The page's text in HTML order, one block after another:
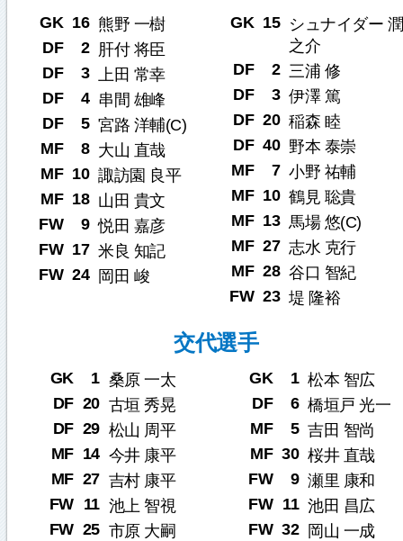
GK 16 熊野 一樹
DF
2 肝付 将臣
DF
3 上田 常幸
DF
4 串間 雄峰
DF
5 宮路 洋輔(C)
MF
8 大山 直哉
MF 10 諏訪園 良平
MF 18 山田 貴文
FW
9 悦田 嘉彦
FW 17 米良 知記
FW 24 岡田 峻
GK 15 シュナイダー 潤
之介
DF
2 三浦 修
DF
3 伊澤 篤
DF 20 稲森 睦
DF 40 野本 泰崇
MF
7 小野 祐輔
MF 10 鶴見 聡貴
MF 13 馬場 悠(C)
MF 27 志水 克行
MF 28 谷口 智紀
FW 23 堤 隆裕
交代選手
GK 1 桑原 一太
DF 20 古垣 秀晃
DF 29 松山 周平
MF 14 今井 康平
MF 27 吉村 康平
FW
11 池上 智視
FW 25 市原 大嗣
GK 1 松本 智広
DF
6 橋垣戸 光一
MF
5 吉田 智尚
MF 30 桜井 直哉
FW
9 瀬里 康和
FW 11 池田 昌広
FW 32 岡山 一成